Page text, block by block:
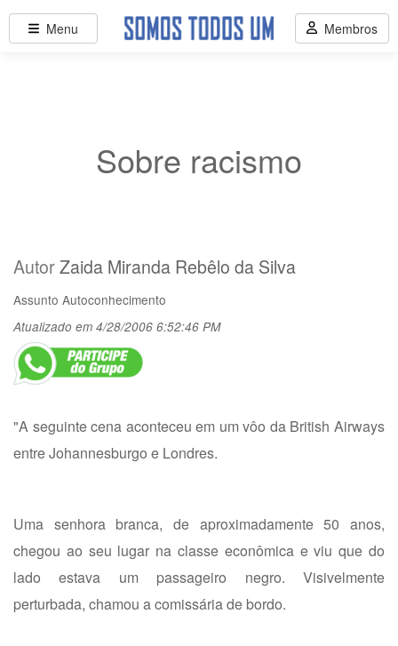
Sobre racismo
AutorZaida Miranda Rebêlo da Silva
Assunto Autoconhecimento
Atualizado em 4/28/2006 6:52:46 PM
"A seguinte cena aconteceu em um vôo da British Airways
entre Johannesburgo e Londres.
Uma senhora branca, de aproximadamente 50 anos,
chegou ao seu lugar na classe econômica e viu que do
lado estava um passageiro negro. Visivelmente
perturbada, chamou a comissária de bordo.
Menu Membros